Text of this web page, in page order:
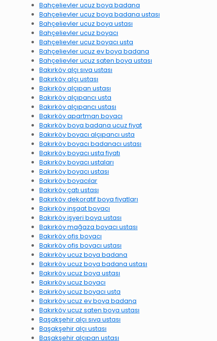
Bahçelievler ucuz boya badana
Bahçelievler ucuz boya badana ustası
Bahçelievler ucuz boya ustası
Bahçelievler ucuz boyacı
Bahçelievler ucuz boyacı usta
Bahçelievler ucuz ev boya badana
Bahçelievler ucuz saten boya ustası
Bakırköy alçı sıva ustası
Bakırköy alçı ustası
Bakırköy alçıpan ustası
Bakırköy alçıpancı usta
Bakırköy alçıpancı ustası
Bakırköy apartman boyacı
Bakırköy boya badana ucuz fiyat
Bakırköy boyacı alçıpancı usta
Bakırköy boyacı badanacı ustası
Bakırköy boyacı usta fiyatı
Bakırköy boyacı ustaları
Bakırköy boyacı ustası
Bakırköy boyacılar
Bakırköy çatı ustası
Bakırköy dekoratif boya fiyatları
Bakırköy inşaat boyacı
Bakırköy işyeri boya ustası
Bakırköy mağaza boyacı ustası
Bakırköy ofis boyacı
Bakırköy ofis boyacı ustası
Bakırköy ucuz boya badana
Bakırköy ucuz boya badana ustası
Bakırköy ucuz boya ustası
Bakırköy ucuz boyacı
Bakırköy ucuz boyacı usta
Bakırköy ucuz ev boya badana
Bakırköy ucuz saten boya ustası
Başakşehir alçı sıva ustası
Başakşehir alçı ustası
Başakşehir alçıpan ustası